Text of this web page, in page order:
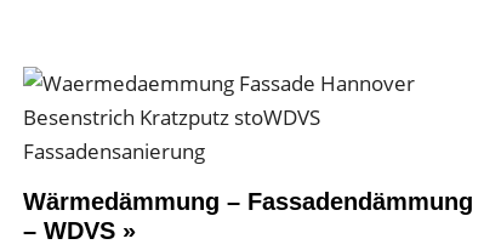
Wärmedämmung – Fassadendämmung
– WDVS »